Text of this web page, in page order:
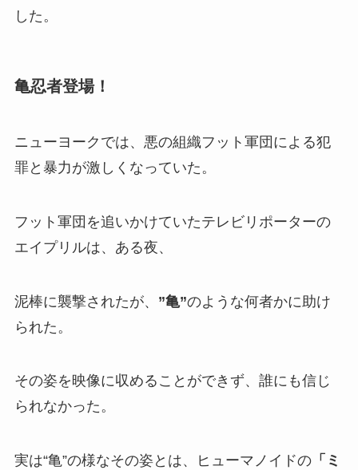
した。
亀忍者登場！
ニューヨークでは、悪の組織フット軍団による犯
罪と暴力が激しくなっていた。
フット軍団を追いかけていたテレビリポーターの
エイプリルは、ある夜、
泥棒に襲撃されたが、 ”亀”のような何者かに助け
られた。
その姿を映像に収めることができず、誰にも信じ
られなかった。
実は“亀”の様なその姿とは、ヒューマノイドの「ミ